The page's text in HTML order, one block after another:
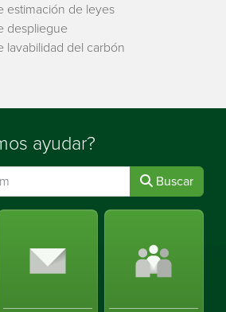
estimación de leyes
despliegue
lavabilidad del carbón
ayudar?
Buscar